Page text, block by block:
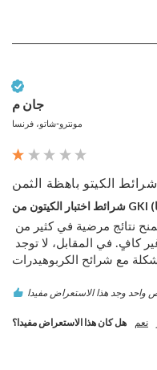
جان م
مونترو-شاتو، فرنسا
هل كان هذا الاستعراض مفيدا؟ نعم